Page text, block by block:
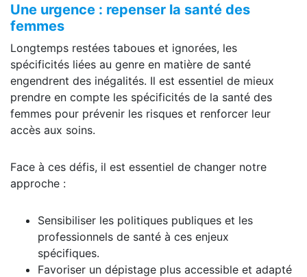
Une urgence : repenser la santé des
femmes
Longtemps restées taboues et ignorées, les
spécificités liées au genre en matière de santé
engendrent des inégalités. Il est essentiel de mieux
prendre en compte les spécificités de la santé des
femmes pour prévenir les risques et renforcer leur
accès aux soins.
Face à ces défis, il est essentiel de changer notre
approche :
Sensibiliser les politiques publiques et les
professionnels de santé à ces enjeux
spécifiques.
Favoriser un dépistage plus accessible et adapté